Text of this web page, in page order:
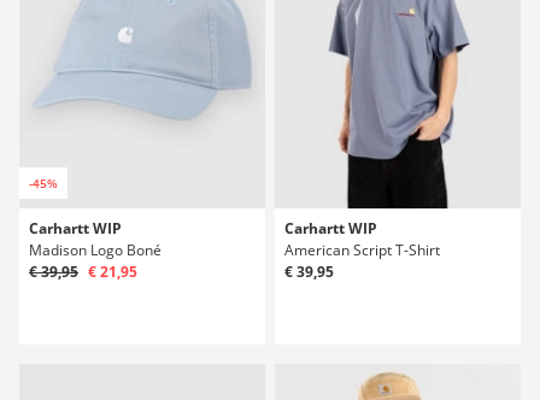
-45%
Carhartt WIP
Madison Logo Boné
€ 39,95 € 21,95
Carhartt WIP
American Script T-Shirt
€ 39,95